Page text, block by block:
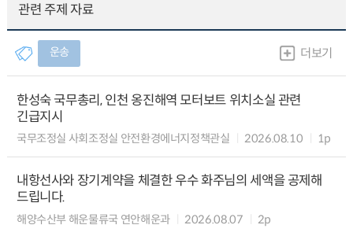
관련 주제 자료
운송 더보기
한성숙 국무총리, 인천 옹진해역 모터보트 위치소실 관련
긴급지시
국무조정실 사회조정실 안전환경에너지정책관실 2026.08.10 1p
내항선사와 장기계약을 체결한 우수 화주님의 세액을 공제해
드립니다.
해양수산부 해운물류국 연안해운과 2026.08.07 2p